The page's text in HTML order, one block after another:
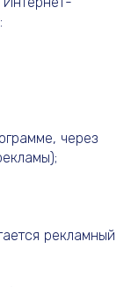
через
рекламный